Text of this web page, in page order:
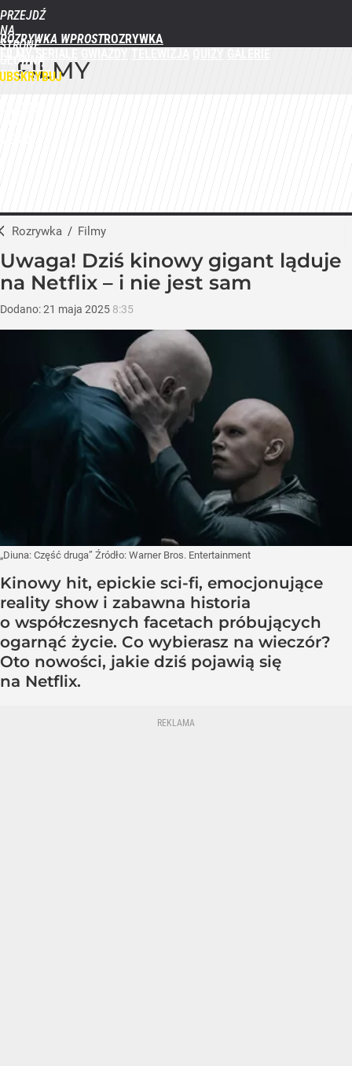
PRZEJDŹ
NA
STRONĘ
GŁÓWNĄ
WPROST.PL
ROZRYWKA WPROST
FILMY
Rozrywka / Filmy
Uwaga! Dziś kinowy gigant ląduje
na Netflix – i nie jest sam
Dodano:21 maja 2025 8:35
„Diuna: Część druga” Źródło: Warner Bros. Entertainment
Kinowy hit, epickie sci-fi, emocjonujące
reality show i zabawna historia
o współczesnych facetach próbujących
ogarnąć życie. Co wybierasz na wieczór?
Oto nowości, jakie dziś pojawią się
na Netflix.